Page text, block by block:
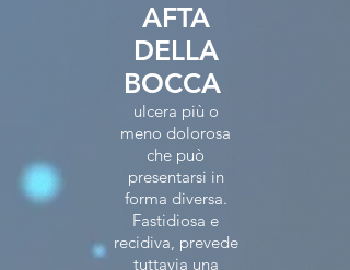
AFTA
DELLA
BOCCA
ulcera più o
meno dolorosa
che può
presentarsi in
forma diversa.
Fastidiosa e
recidiva, prevede
tuttavia una